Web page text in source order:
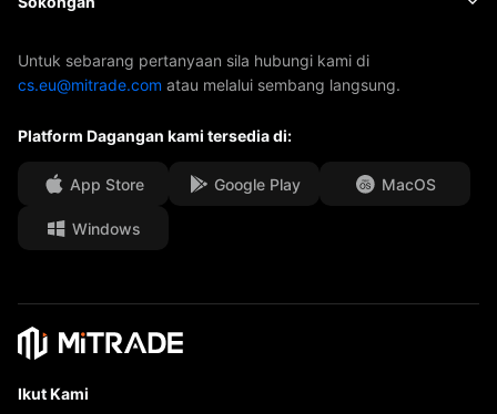
Anugerah Kami
Pusat media
Peluang Karir
Dokumen Undang-Undang
Pusat Bantuan
FAQ
Untuk sebarang pertanyaan sila hubungi kami di
cs.eu@mitrade.com atau melalui sembang langsung.
Platform Dagangan kami tersedia di:
App Store Google Play MacOS
Windows
Ikut Kami